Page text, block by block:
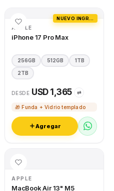
APPLE
iPhone 17 Pro Max
256GB 512GB 1TB
2TB
DESDE USD 1,365 ⇄
🎁 Funda + Vidrio templado
Agregar
APPLE
MacBook Air 13" M5